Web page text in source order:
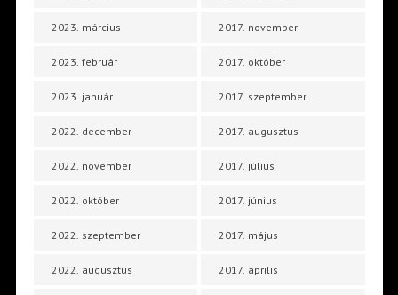
2023. március
2023. február
2023. január
2022. december
2022. november
2022. október
2022. szeptember
2022. augusztus
2017. november
2017. október
2017. szeptember
2017. augusztus
2017. július
2017. június
2017. május
2017. április